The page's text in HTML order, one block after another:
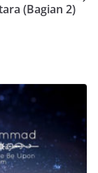
(Bagian 2)